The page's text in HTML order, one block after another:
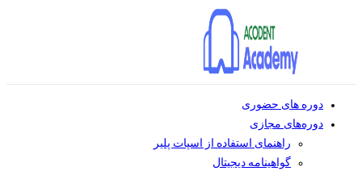
دوره های حضوری
دوره‌های مجازی
راهنمای استفاده از اسپات پلیر
گواهینامه دیجیتال